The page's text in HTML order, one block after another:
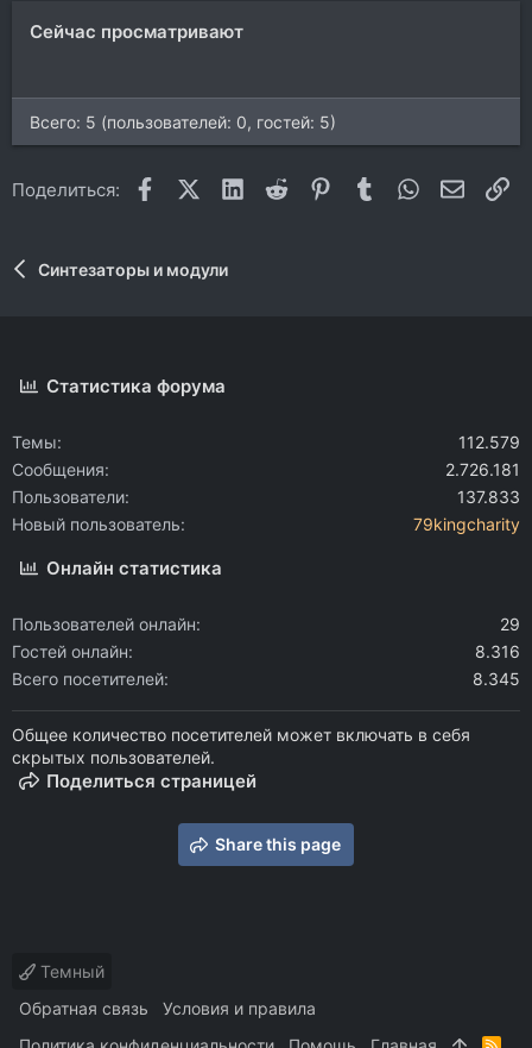
Сейчас просматривают
Всего: 5 (пользователей: 0, гостей: 5)
Поделиться: FacebookX (Twitter)
LinkedIn
Reddit Pinterest
Tumblr WhatsApp
Синтезаторы и модули
Статистика форума
Темы
112.579
Сообщения
2.726.181
Пользователи
137.833
Новый пользователь
79kingcharity
Онлайн статистика
Пользователей онлайн
29
Гостей онлайн
8.316
Всего посетителей
8.345
Общее количество посетителей может включать в себя
скрытых пользователей.
Поделиться страницей
Share this page
Темный
Обратная связь
Условия и правила
R